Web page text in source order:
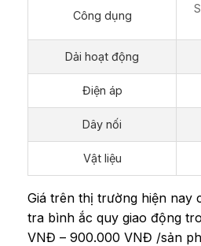
Công dụng
Dải hoạt động
Điện áp
Dây nối
Vật liệu
Giá trên thị trường hiện nay
tra bình ắc quy giao động
VNĐ – 900.000 VNĐ /sản